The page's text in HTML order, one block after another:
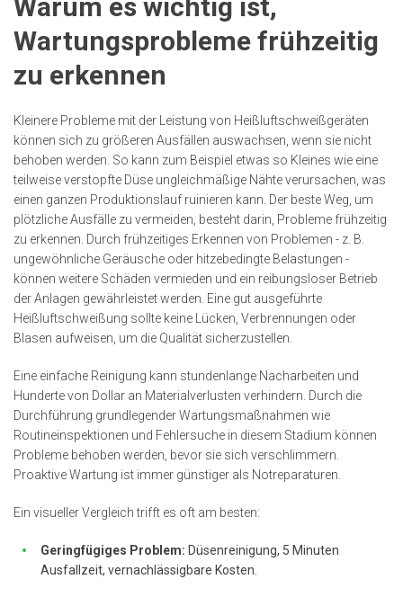
Warum es wichtig ist,
Wartungsprobleme frühzeitig
zu erkennen
Kleinere Probleme mit der Leistung von Heißluftschweißgeräten
können sich zu größeren Ausfällen auswachsen, wenn sie nicht
behoben werden. So kann zum Beispiel etwas so Kleines wie eine
teilweise verstopfte Düse ungleichmäßige Nähte verursachen, was
einen ganzen Produktionslauf ruinieren kann. Der beste Weg, um
plötzliche Ausfälle zu vermeiden, besteht darin, Probleme frühzeitig
zu erkennen. Durch frühzeitiges Erkennen von Problemen - z. B.
ungewöhnliche Geräusche oder hitzebedingte Belastungen -
können weitere Schäden vermieden und ein reibungsloser Betrieb
der Anlagen gewährleistet werden. Eine gut ausgeführte
Heißluftschweißung sollte keine Lücken, Verbrennungen oder
Blasen aufweisen, um die Qualität sicherzustellen.
Eine einfache Reinigung kann stundenlange Nacharbeiten und
Hunderte von Dollar an Materialverlusten verhindern. Durch die
Durchführung grundlegender Wartungsmaßnahmen wie
Routineinspektionen und Fehlersuche in diesem Stadium können
Probleme behoben werden, bevor sie sich verschlimmern.
Proaktive Wartung ist immer günstiger als Notreparaturen.
Ein visueller Vergleich trifft es oft am besten:
Geringfügiges Problem: Düsenreinigung, 5 Minuten
Ausfallzeit, vernachlässigbare Kosten.